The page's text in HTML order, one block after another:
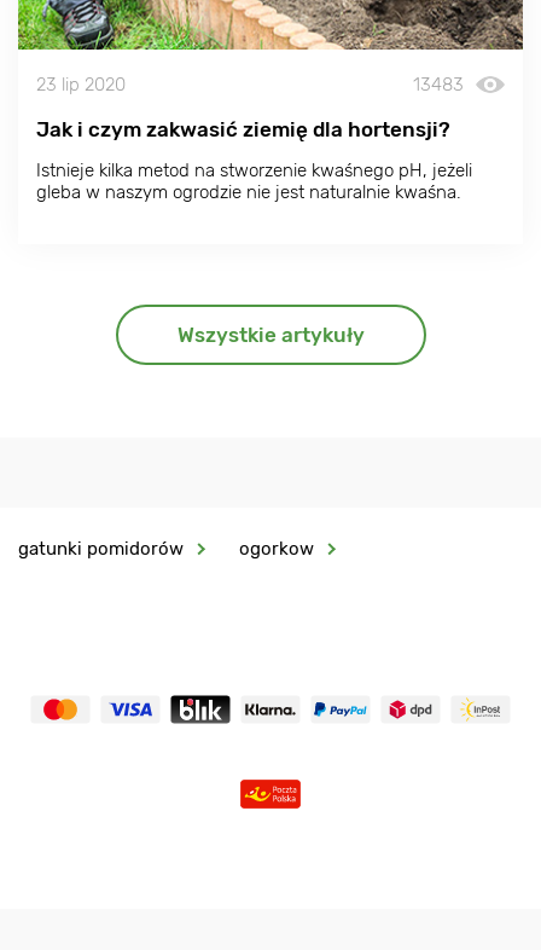
23 lip 2020 13483
Jak i czym zakwasić ziemię dla hortensji?
Istnieje kilka metod na stworzenie kwaśnego pH, jeżeli
gleba w naszym ogrodzie nie jest naturalnie kwaśna.
Wszystkie artykuły
gatunki pomidorów ogorkow